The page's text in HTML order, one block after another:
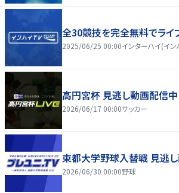
全30競技を完全無料でライ
2025/06/25 00:00インターハイ(イ
高円宮杯 見逃し動画配信中
2026/06/17 00:00サッカー
東都大学野球入替戦 見逃し
2026/06/30 00:00野球